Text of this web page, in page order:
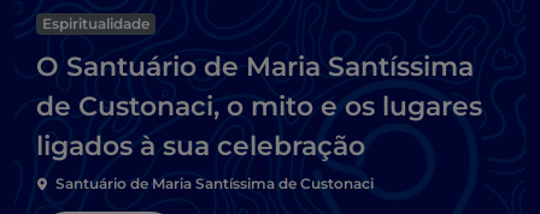
Espiritualidade
O Santuário de Maria Santíssima
de Custonaci, o mito e os lugares
ligados à sua celebração
Santuário de Maria Santíssima de Custonaci